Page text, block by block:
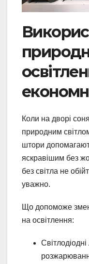
Коли на дворі
природним
штори
яскравішим без
без світла не
уважно.
Що допоможе
на освітлення: